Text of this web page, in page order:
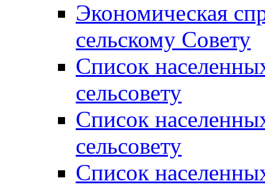
Экономическая
сельскому Совету
Список
сельсовету
Список
сельсовету
Список